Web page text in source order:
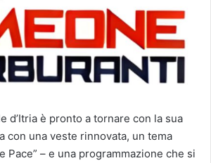
d’Itria è pronto a tornare con la sua
con una veste rinnovata, un tema
Pace” – e una programmazione che si